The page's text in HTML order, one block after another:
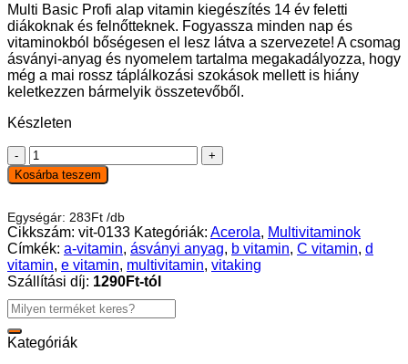
Multi Basic Profi alap vitamin kiegészítés 14 év feletti
diákoknak és felnőtteknek. Fogyassza minden nap és
vitaminokból bőségesen el lesz látva a szervezete! A csomag
ásványi-anyag és nyomelem tartalma megakadályozza, hogy
még a mai rossz táplálkozási szokások mellett is hiány
keletkezzen bármelyik összetevőből.
Készleten
VitaKing
365
Multivitamin
vitamin
csomag
–
30db
mennyiség
Kosárba teszem
Egységár: 283Ft /db
Cikkszám: vit-0133 Kategóriák: Acerola, Multivitaminok
Címkék: a-vitamin, ásványi anyag, b vitamin, C vitamin, d
vitamin, e vitamin, multivitamin, vitaking
Szállítási díj: 1290Ft-tól
Keresés
a
következőre:
Kategóriák